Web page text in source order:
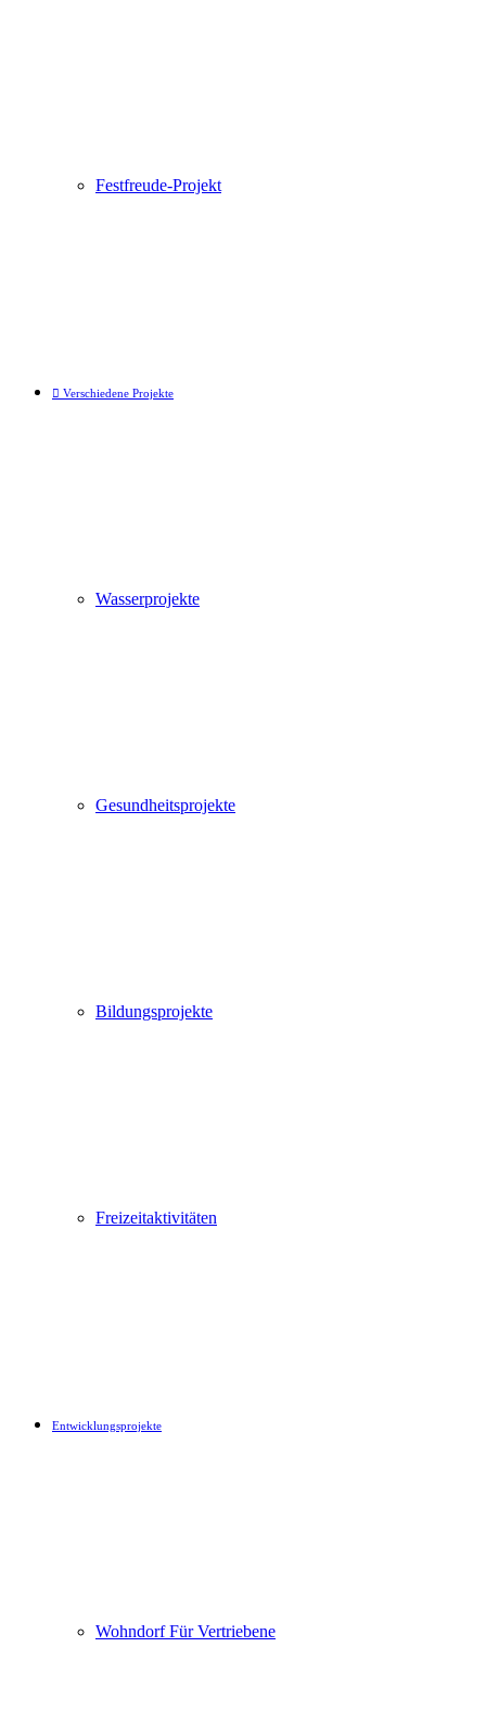
Festfreude-Projekt
Verschiedene Projekte
Wasserprojekte
Gesundheitsprojekte
Bildungsprojekte
Freizeitaktivitäten
Entwicklungsprojekte
Wohndorf Für Vertriebene